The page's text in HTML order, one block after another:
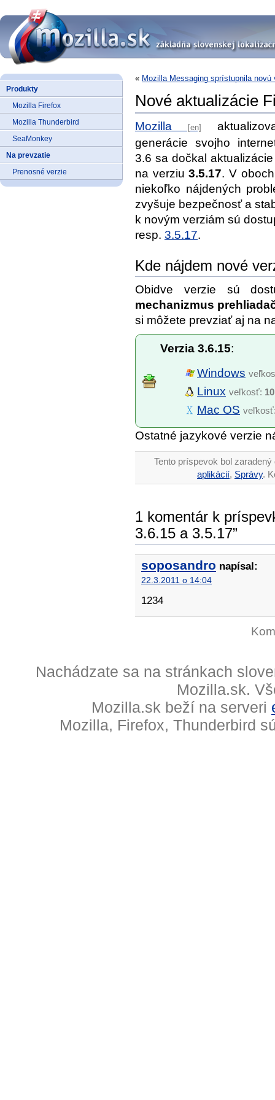
Produkty
Mozilla Firefox
Mozilla Thunderbird
SeaMonkey
Na prevzatie
Prenosné verzie
« Mozilla Messaging sprístupnila novú
Nové aktualizácie
Mozilla
generácie svojho
3.6 sa dočkal
na verziu3.5.17. V
niekoľko nájdených
zvyšuje bezpečnosť a
k novým verziám sú
resp. 3.5.17.
Kde nájdem nové
Obidve verzie sú
mechanizmus
si môžete prevziať aj na
Verzia 3.6.15:
Windows
Linux veľkosť:
Mac OS
Ostatné jazykové verzie
Tento príspevok bol
aplikácií, Správy.
1 komentár k
3.6.15 a 3.5.17”
soposandro napísal:
22.3.2011 o 14:04
1234
Nachádzate sa na stránkach
Mozilla.sk.
Mozilla.sk beží na serveri
Mozilla, Firefox, Thunderbird